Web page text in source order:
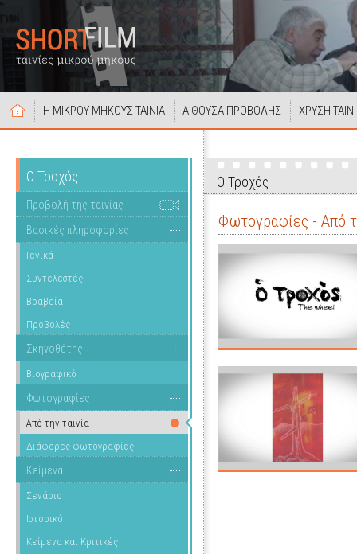
Η ΜΙΚΡΟΥ ΜΗΚΟΥΣ ΤΑΙΝΙΑ ΑΙΘΟΥΣΑ ΠΡΟΒΟΛΗΣ ΧΡΥΣΗ
Ο Τροχός
Προβολή της ταινίας
Βασικές πληροφορίες
Γενικά
Συντελεστές
Βραβεία
Προβολές
Σκηνοθέτης
Βιογραφικό
Φωτογραφίες
Από την ταινία
Διάφορες φωτογραφίες
Κείμενα
Σενάριο
Ιστορικό
Κείμενα και Κριτικές
Ο Τροχός
Φωτογραφίες - Από